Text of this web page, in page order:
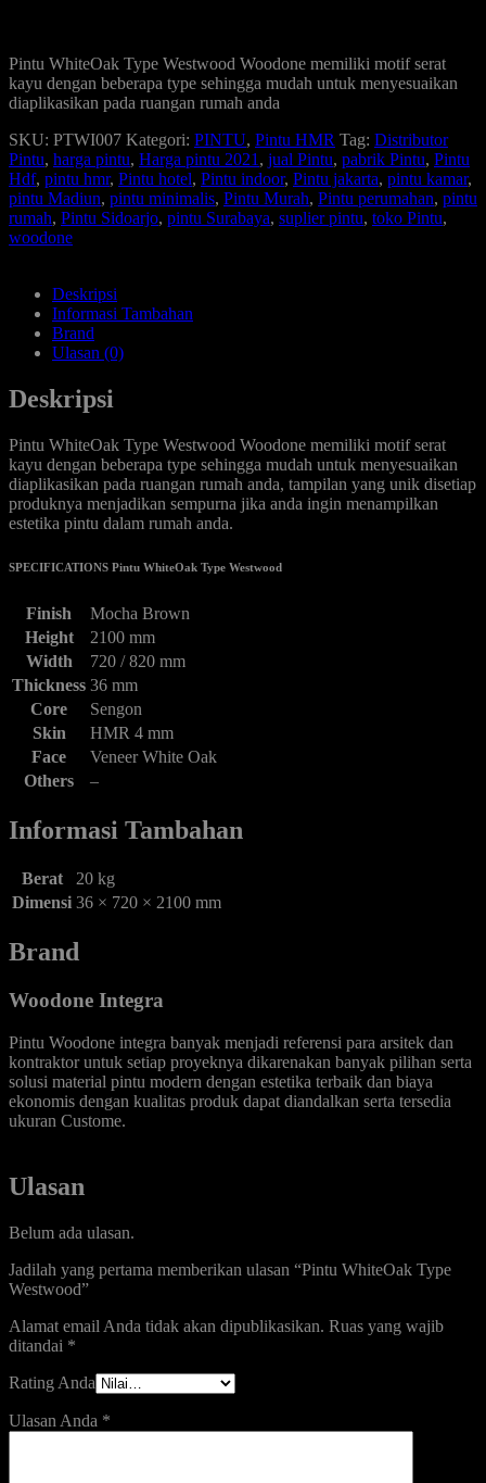
Pintu WhiteOak Type Westwood Woodone memiliki motif serat
kayu dengan beberapa type sehingga mudah untuk menyesuaikan
diaplikasikan pada ruangan rumah anda
SKU: PTWI007 Kategori: PINTU, Pintu HMR Tag: Distributor
Pintu, harga pintu, Harga pintu 2021 , jual Pintu, pabrik Pintu, Pintu
Hdf, pintu hmr, Pintu hotel, Pintu indoor, Pintu jakarta, pintu kamar,
pintu Madiun, pintu minimalis, Pintu Murah, Pintu perumahan, pintu
rumah, Pintu Sidoarjo, pintu Surabaya, suplier pintu, toko Pintu,
woodone
Deskripsi
Informasi Tambahan
Brand
Ulasan (0)
Deskripsi
Pintu WhiteOak Type Westwood Woodone memiliki motif serat
kayu dengan beberapa type sehingga mudah untuk menyesuaikan
diaplikasikan pada ruangan rumah anda, tampilan yang unik disetiap
produknya menjadikan sempurna jika anda ingin menampilkan
estetika pintu dalam rumah anda.
SPECIFICATIONS Pintu WhiteOak Type Westwood
Finish
Mocha Brown
Height
2100 mm
Width
720 / 820 mm
Thickness 36 mm
Core
Sengon
Skin
HMR 4 mm
Face
Veneer White Oak
Others
–
Informasi Tambahan
Berat
20 kg
Dimensi 36 × 720 × 2100 mm
Brand
Woodone Integra
Pintu Woodone integra banyak menjadi referensi para arsitek dan
kontraktor untuk setiap proyeknya dikarenakan banyak pilihan serta
solusi material pintu modern dengan estetika terbaik dan biaya
ekonomis dengan kualitas produk dapat diandalkan serta tersedia
ukuran Custome.
Ulasan
Belum ada ulasan.
Jadilah yang pertama memberikan ulasan “Pintu WhiteOak Type
Westwood”
Alamat email Anda tidak akan dipublikasikan. Ruas yang wajib
ditandai *
Rating Anda
Ulasan Anda *